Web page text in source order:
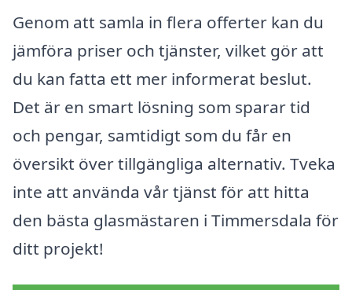
Genom att samla in flera offerter kan du
jämföra priser och tjänster, vilket gör att
du kan fatta ett mer informerat beslut.
Det är en smart lösning som sparar tid
och pengar, samtidigt som du får en
översikt över tillgängliga alternativ. Tveka
inte att använda vår tjänst för att hitta
den bästa glasmästaren i Timmersdala för
ditt projekt!